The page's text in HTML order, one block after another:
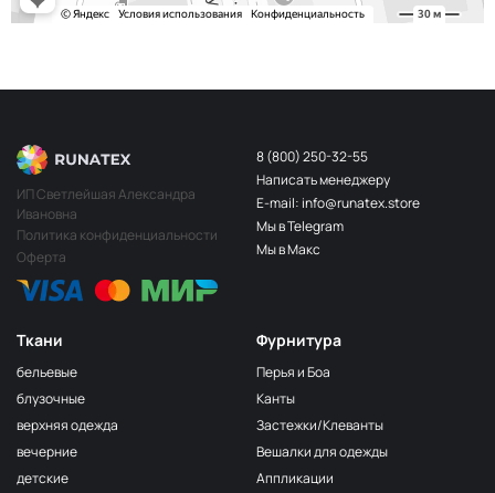
Ткани
бельевые
блузочные
верхняя одежда
вечерние
детские
Фурнитура
Перья и Боа
Канты
Застежки/Клеванты
Вешалки для одежды
Аппликации
ИП Светлейшая Александра
Ивановна
Политика конфиденциальности
Оферта
8 (800) 250-32-55
Написать менеджеру
E-mail: info@runatex.store
Мы в Telegram
Мы в Макс